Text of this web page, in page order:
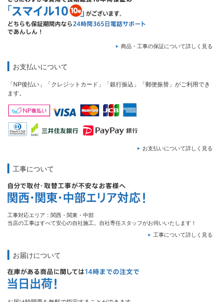
商品・工事の保証について詳しく見る
お支払いについて
「NP後払い」「クレジットカード」「銀行振込」「郵便振替」がご利用でき
ます。
お支払いについて詳しく見る
工事について
工事対応エリア：関西・関東・中部
当店の工事はすべて安心の自社施工。自社専任スタッフがお伺いいたします！
工事について詳しく見る
お届けについて